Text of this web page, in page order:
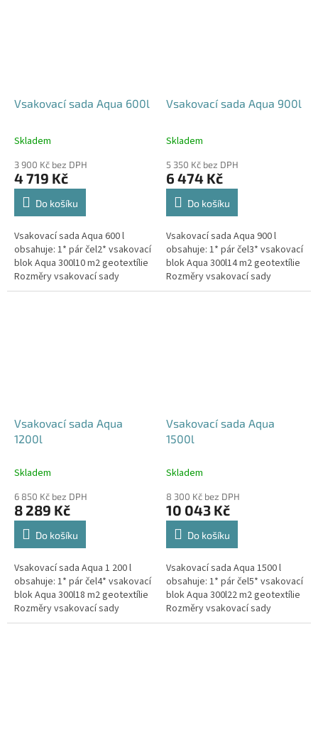
Vsakovací sada Aqua 600l
Průměrné
produktu
je
5,0
hvězdiček.
Skladem
3 900 Kč bez DPH
4 719 Kč
Do košíku
Vsakovací sada Aqua 600 l
obsahuje: 1* pár čel2* vsakovací
blok Aqua 300l10 m2 geotextílie
Rozměry vsakovací sady
240x80x52 cm Nesedí vám
Vsakovací sada Aqua 900l
Průměrné
produktu
je
5,0
hvězdiček.
Skladem
5 350 Kč bez DPH
6 474 Kč
Do košíku
Vsakovací sada Aqua 900 l
obsahuje: 1* pár čel3* vsakovací
blok Aqua 300l14 m2 geotextílie
Rozměry vsakovací sady
360x80x52 cm Nesedí vám
Vsakovací sada Aqua
1200l
Skladem
6 850 Kč bez DPH
8 289 Kč
Do košíku
Vsakovací sada Aqua 1 200 l
obsahuje: 1* pár čel4* vsakovací
blok Aqua 300l18 m2 geotextílie
Rozměry vsakovací sady
480x80x52 cm Nosnost bloků až
Vsakovací sada Aqua
1500l
Skladem
8 300 Kč bez DPH
10 043 Kč
Do košíku
Vsakovací sada Aqua 1500 l
obsahuje: 1* pár čel5* vsakovací
blok Aqua 300l22 m2 geotextílie
Rozměry vsakovací sady
600x80x52 cm Nosnost bloků až